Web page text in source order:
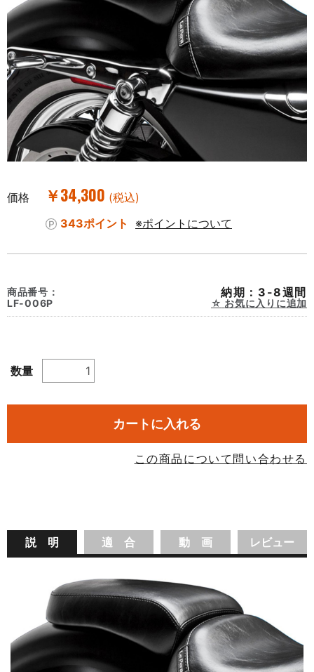
価格 ￥34,300 (税込)
343ポイント
※ポイントについて
商品番号：
LF-006P
納期：3-8週間
お気に入りに追加
数量
カートに入れる
この商品について問い合わせる
説 明 適 合 動 画 レビュー